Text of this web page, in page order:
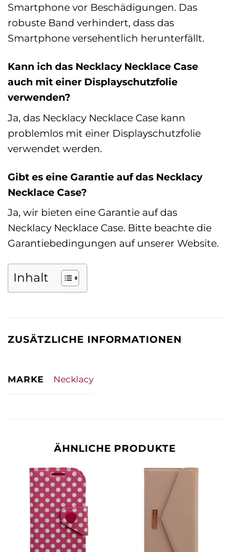
Smartphone vor Beschädigungen. Das
robuste Band verhindert, dass das
Smartphone versehentlich herunterfällt.
Kann ich das Necklacy Necklace Case
auch mit einer Displayschutzfolie
verwenden?
Ja, das Necklacy Necklace Case kann
problemlos mit einer Displayschutzfolie
verwendet werden.
Gibt es eine Garantie auf das Necklacy
Necklace Case?
Ja, wir bieten eine Garantie auf das
Necklacy Necklace Case. Bitte beachte die
Garantiebedingungen auf unserer Website.
Inhalt
ZUSÄTZLICHE INFORMATIONEN
MARKE Necklacy
ÄHNLICHE PRODUKTE